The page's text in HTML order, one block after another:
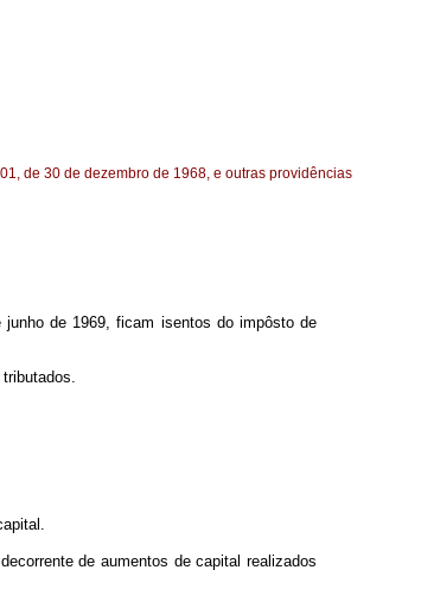
de 30 de dezembro de 1968, e outras providências
de 1969, ficam isentos do impôsto de
de aumentos de capital realizados